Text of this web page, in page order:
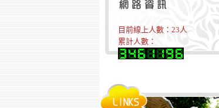
目前線上人數： 23人
累計人數：